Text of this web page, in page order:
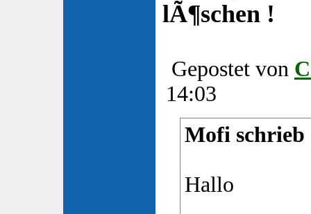
lÃ¶schen !
Gepostet von
14:03
Mofi schrieb
Hallo